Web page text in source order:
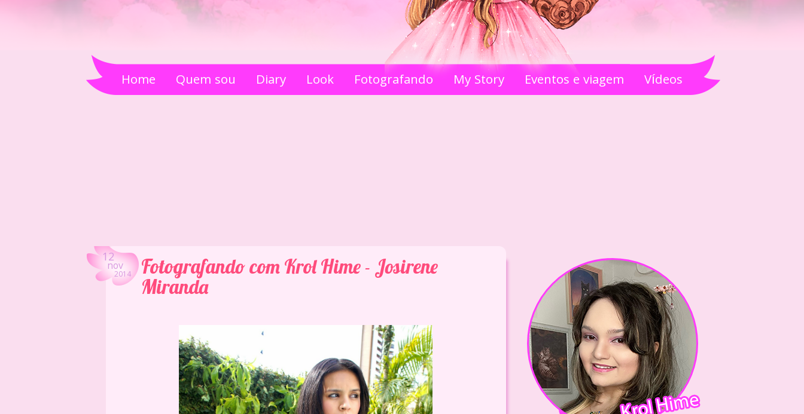
Home Quem sou Diary Look Fotografando My Story Eventos e viagem Vídeos
12nov
2014
Fotografando com Krol Hime - Josirene
Miranda